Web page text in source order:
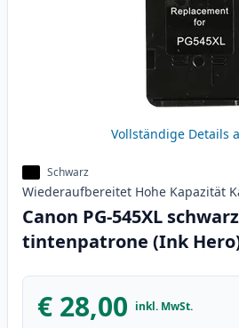
Vollständige Details
Schwarz
Wiederaufbereitet Hohe Kapazität
Canon PG-545XL
tintenpatrone (Ink
€ 28,00 inkl. MwSt.